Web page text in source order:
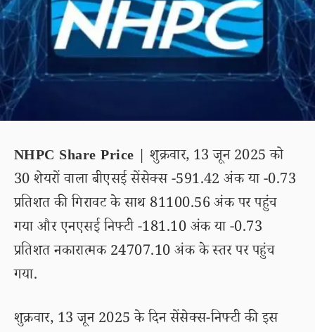
NHPC Share Price | शुक्रवार, 13 जून 2025 को
30 शेयरों वाला बीएसई सेंसेक्स -591.42 अंक या -0.73
प्रतिशत की गिरावट के साथ 81100.56 अंक पर पहुंच
गया और एनएसई निफ्टी -181.10 अंक या -0.73
प्रतिशत नकारात्मक 24707.10 अंक के स्तर पर पहुंच
गया.
शुक्रवार, 13 जून 2025 के दिन सेंसेक्स-निफ्टी की इस